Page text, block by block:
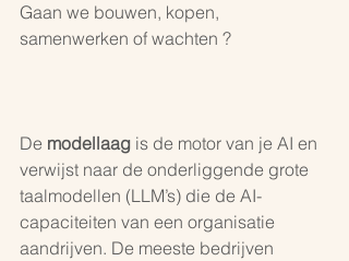
Gaan we bouwen, kopen,
samenwerken of wachten ?
De modellaag is de motor van je AI en
verwijst naar de onderliggende grote
taalmodellen (LLM’s) die de AI-
capaciteiten van een organisatie
aandrijven. De meeste bedrijven